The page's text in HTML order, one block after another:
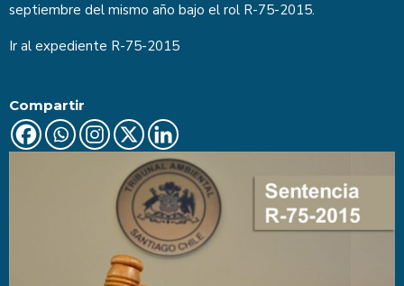
septiembre del mismo año bajo el rol R-75-2015.
Ir al expediente R-75-2015
Compartir